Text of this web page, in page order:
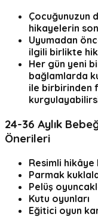
Çocuğunuzun
hikayelerin
Uyumadan
ilgili birlikte
Her gün yeni
bağlamlarda
ile birbirinden
24-36 Aylık
Önerileri
Resimli hikâye
Parmak
Pelüş
Kutu oyunları
Eğitici oyun